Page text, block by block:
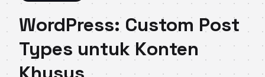
WordPress: Custom Post
Types untuk Konten